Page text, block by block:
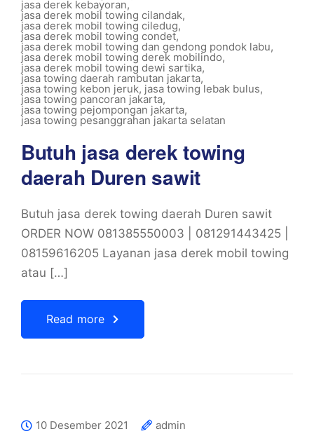
jasa derek kebayoran,
jasa derek mobil towing cilandak,
jasa derek mobil towing ciledug,
jasa derek mobil towing condet,
jasa derek mobil towing dan gendong pondok labu,
jasa derek mobil towing derek mobilindo,
jasa derek mobil towing dewi sartika,
jasa towing daerah rambutan jakarta,
jasa towing kebon jeruk, jasa towing lebak bulus,
jasa towing pancoran jakarta,
jasa towing pejompongan jakarta,
jasa towing pesanggrahan jakarta selatan
Butuh jasa derek towing
daerah Duren sawit
Butuh jasa derek towing daerah Duren sawit
ORDER NOW 081385550003 | 081291443425 |
08159616205 Layanan jasa derek mobil towing
atau […]
Read more
10 Desember 2021
admin